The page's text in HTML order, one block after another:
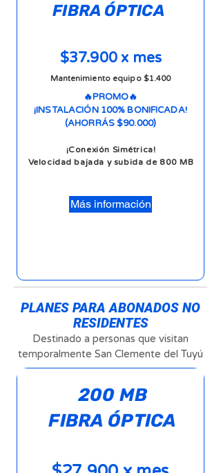
PLANES PARA ABONADOS NO
RESIDENTES
Destinado a personas que visitan
temporalmente San Clemente del Tuyú
FIBRA ÓPTICA
$37.900 x mes
Mantenimiento equipo $1.400
¡Conexión Simétrica!
Velocidad bajada y subida de 800 MB
Más información
🔥PROMO🔥
¡INSTALACIÓN 100% BONIFICADA!
(AHORRÁS $90.000)
200 MB
FIBRA ÓPTICA